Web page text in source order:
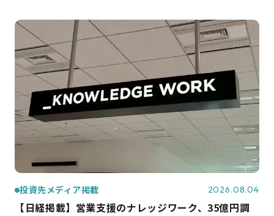
投資先メディア掲載 2026.08.04
【日経掲載】営業支援のナレッジワーク、35億円調